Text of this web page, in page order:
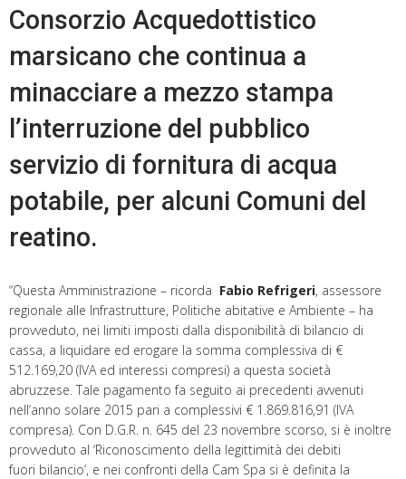
Consorzio Acquedottistico
marsicano che continua a
minacciare a mezzo stampa
l’interruzione del pubblico
servizio di fornitura di acqua
potabile, per alcuni Comuni del
reatino.
“Questa Amministrazione – ricorda Fabio Refrigeri, assessore
regionale alle Infrastrutture, Politiche abitative e Ambiente – ha
provveduto, nei limiti imposti dalla disponibilità di bilancio di
cassa, a liquidare ed erogare la somma complessiva di €
512.169,20 (IVA ed interessi compresi) a questa società
abruzzese. Tale pagamento fa seguito ai precedenti avvenuti
nell’anno solare 2015 pari a complessivi € 1.869.816,91 (IVA
compresa). Con D.G.R. n. 645 del 23 novembre scorso, si è inoltre
provveduto al ‘Riconoscimento della legittimità dei debiti
fuori bilancio’, e nei confronti della Cam Spa si è definita la